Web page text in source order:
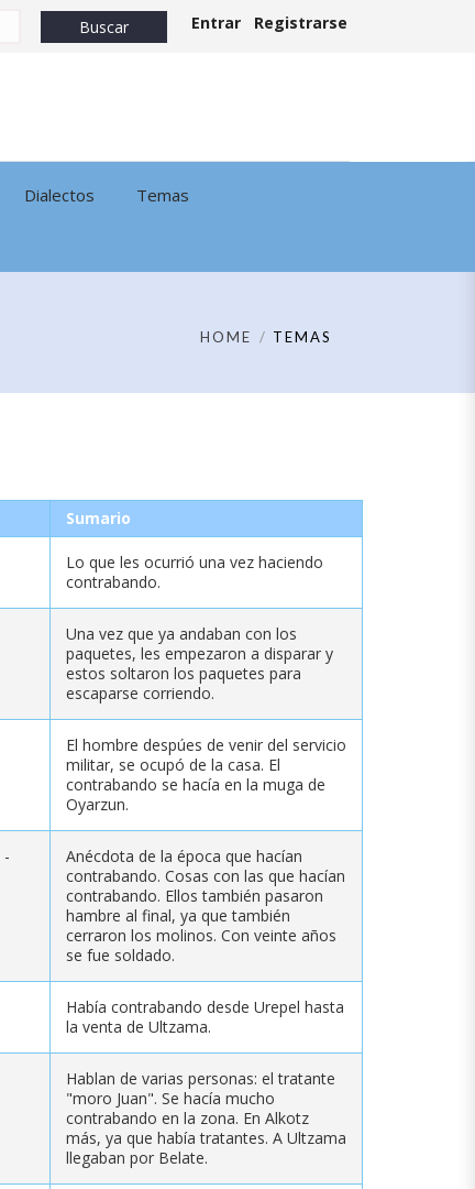
Entrar Registrarse
Dialectos Temas
HOME TEMAS
Sumario
Lo que les ocurrió una vez haciendo
contrabando.
Una vez que ya andaban con los
paquetes, les empezaron a disparar y
estos soltaron los paquetes para
escaparse corriendo.
El hombre despúes de venir del servicio
militar, se ocupó de la casa. El
contrabando se hacía en la muga de
Oyarzun.
-
Anécdota de la época que hacían
contrabando. Cosas con las que hacían
contrabando. Ellos también pasaron
hambre al final, ya que también
cerraron los molinos. Con veinte años
se fue soldado.
Había contrabando desde Urepel hasta
la venta de Ultzama.
Hablan de varias personas: el tratante
"moro Juan". Se hacía mucho
contrabando en la zona. En Alkotz
más, ya que había tratantes. A Ultzama
llegaban por Belate.